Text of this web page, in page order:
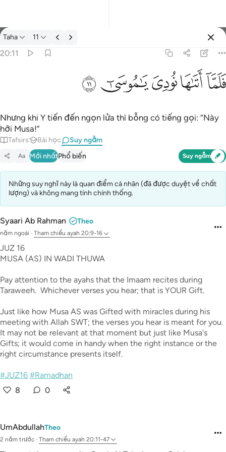
Suy ngẫm: Taha 20:11
Taha 11
20:11
فَلَمَّآ أَتَىٰهَا نُودِىَ يَـٰمُوسَىٰٓ ١١
ﲵﲶﲷﲸﲹ
Nhưng khi Y tiến đến ngọn lửa thì bỗng có tiếng gọi: “Này
hỡi Musa!”
Tafsirs Bài học Suy ngẫm
Aa Mới nhấtPhổ biến Suy ngẫm
Những suy nghĩ này là quan điểm cá nhân (đã được duyệt về chất
lượng) và không mang tính chính thống.
Syaari Ab Rahman Theo
năm ngoái · Tham chiếu ayah 20:9-16
JUZ 16
MUSA (AS) IN WADI THUWA
Pay attention to the ayahs that the Imaam recites during
Taraweeh. Whichever verses you hear; that is YOUR Gift.
Just like how Musa AS was Gifted with miracles during his
meeting with Allah SWT; the verses you hear is meant for you.
It may not be relevant at that moment but just like Musa's
Gifts; it would come in handy when the right instance or the
right circumstance presents itself.
#JUZ16 #Ramadhan
8
0
UmAbdullahTheo
2 năm trước · Tham chiếu ayah 20:11-47